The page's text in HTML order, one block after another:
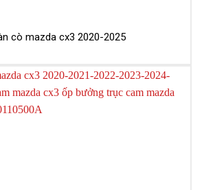
cò mazda cx3 2020-2025